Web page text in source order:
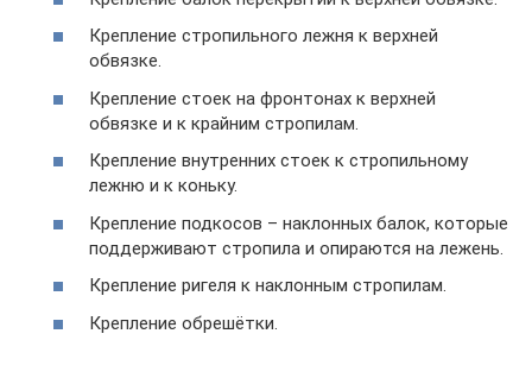
Крепление стропильного лежня к верхней
обвязке.
Крепление стоек на фронтонах к верхней
обвязке и к крайним стропилам.
Крепление внутренних стоек к стропильному
лежню и к коньку.
Крепление подкосов – наклонных балок, которые
поддерживают стропила и опираются на лежень.
Крепление ригеля к наклонным стропилам.
Крепление обрешётки.